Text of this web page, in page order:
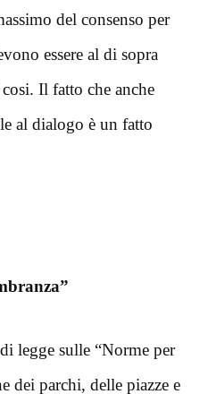
del consenso per
essere al di sopra
Il fatto che anche
al dialogo è un fatto
legge sulle “Norme per
dei parchi, delle piazze e